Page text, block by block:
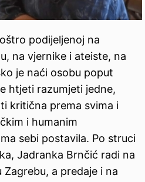
podijeljenoj na
na vjernike i ateiste, na
je naći osobu poput
htjeti razumjeti jedne,
kritična prema svima i
i humanim
sebi postavila. Po struci
Jadranka Brnčić radi na
a predaje i na